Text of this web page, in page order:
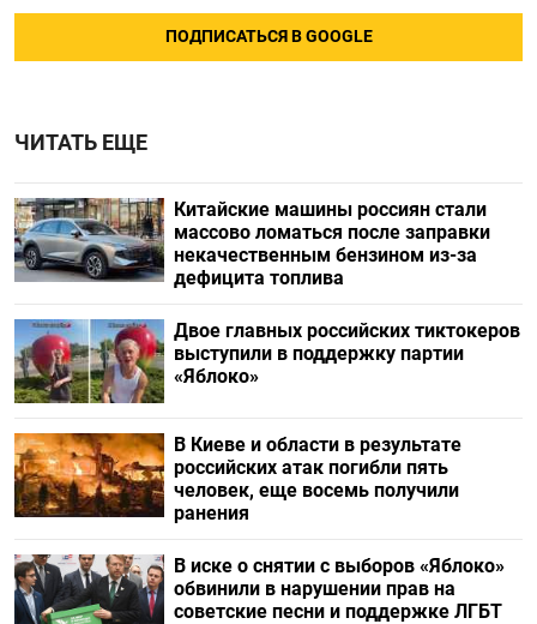
ПОДПИСАТЬСЯ В GOOGLE
ЧИТАТЬ ЕЩЕ
Китайские машины россиян стали
массово ломаться после заправки
некачественным бензином из-за
дефицита топлива
Двое главных российских тиктокеров
выступили в поддержку партии
«Яблоко»
В Киеве и области в результате
российских атак погибли пять
человек, еще восемь получили
ранения
В иске о снятии с выборов «Яблоко»
обвинили в нарушении прав на
советские песни и поддержке ЛГБТ